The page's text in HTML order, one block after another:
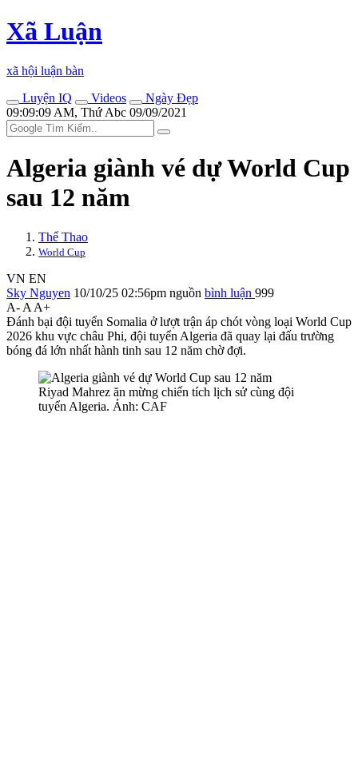
Xã Luận
xã hội luận bàn
Luyện IQ
Videos
Ngày Đẹp
09:09:09 AM, Thứ Abc 09/09/2021
Algeria giành vé dự World Cup
sau 12 năm
Thể Thao
World Cup
VN EN
Sky Nguyen 10/10/25 02:56pm nguồn bình luận 999
A- A A+
Đánh bại đội tuyển Somalia ở lượt trận áp chót vòng loại World Cup
2026 khu vực châu Phi, đội tuyển Algeria đã quay lại đấu trường
bóng đá lớn nhất hành tinh sau 12 năm chờ đợi.
Riyad Mahrez ăn mừng chiến tích lịch sử cùng đội
tuyển Algeria. Ảnh: CAF